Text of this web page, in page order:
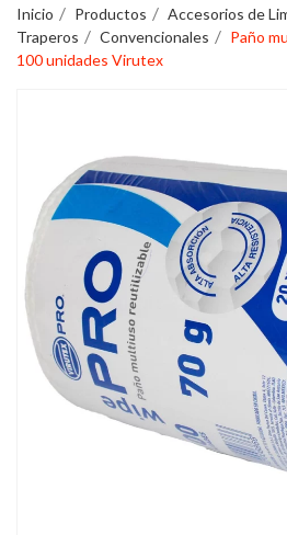
Inicio Productos Accesorios de
Traperos
Convencionales
Paño
100 unidades Virutex